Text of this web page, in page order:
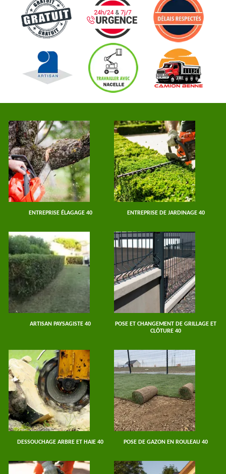
ENTREPRISE ÉLAGAGE 40 ENTREPRISE DE JARDINAGE 40
ARTISAN PAYSAGISTE 40
POSE ET CHANGEMENT DE GRILLAGE ET
CLÔTURE 40
DESSOUCHAGE ARBRE ET HAIE 40 POSE DE GAZON EN ROULEAU 40